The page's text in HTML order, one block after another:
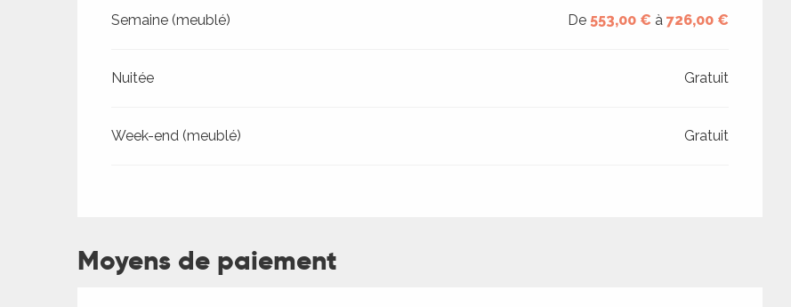
Tarifs 2027
Semaine (meublé) De 553,00 € à726,00 €
Nuitée Gratuit
Week-end (meublé) Gratuit
Moyens de paiement